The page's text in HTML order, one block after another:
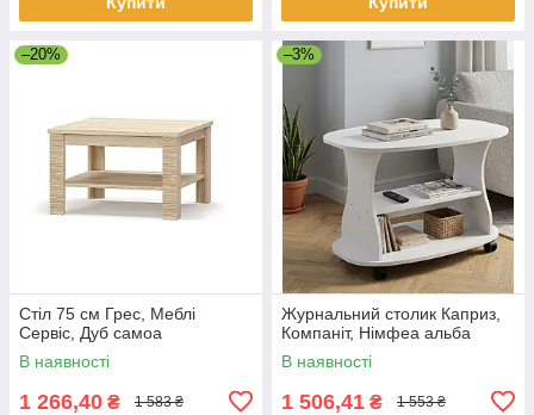
–20%
Стіл 75 см Грес, Меблі
Сервіс, Дуб самоа
В наявності
1 266,40 ₴ 1 583 ₴
–3%
Журнальний столик Каприз,
Компаніт, Німфеа альба
В наявності
1 506,41 ₴ 1 553 ₴